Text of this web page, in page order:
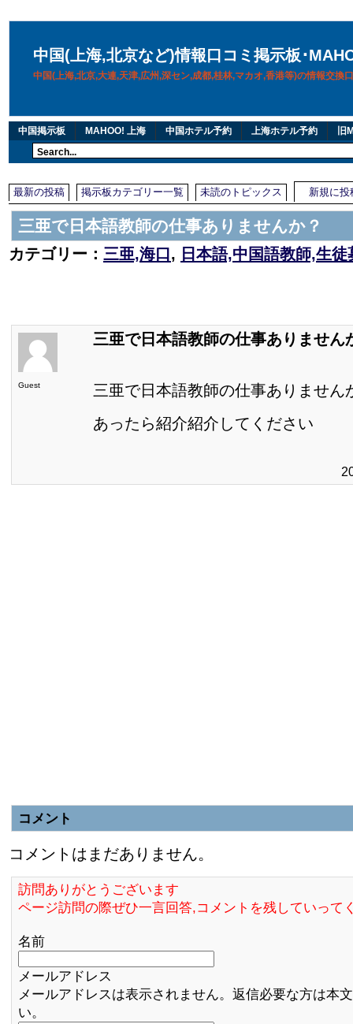
中国(上海,北京など)情報口コミ掲示板･
中国(上海,北京,大連,天津,広州,深セン,成都,桂林,マカオ,香港等)の情報交換
中国掲示板 MAHOO! 上海 中国ホテル予約 上海ホテル予約 旧
最新の投稿 掲示板カテゴリー一覧 未読のトピックス 新規に投
三亜で日本語教師の仕事ありませんか？
カテゴリー： 三亜,海口, 日本語,中国語教師,生徒
Guest
三亜で日本語教師の仕事ありません
三亜で日本語教師の仕事ありません
あったら紹介紹介してください
コメント
コメントはまだありません。
訪問ありがとうございます
ページ訪問の際ぜひ一言回答,コメントを残していって
名前
メールアドレス
メールアドレスは表示されません。返信必要な方は本
い。